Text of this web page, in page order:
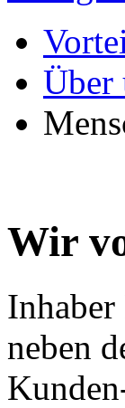
Über
Wir
neben